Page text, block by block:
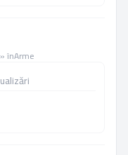
» înArme